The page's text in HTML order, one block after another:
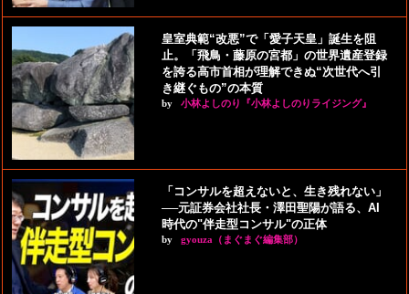
皇室典範“改悪”で「愛子天皇」誕生を阻
止。「飛鳥・藤原の宮都」の世界遺産登録
を誇る高市首相が理解できぬ“次世代へ引
き継ぐもの”の本質
by 小林よしのり『小林よしのりライジング』
「コンサルを超えないと、生き残れない」
──元証券会社社長・澤田聖陽が語る、AI
時代の"伴走型コンサル"の正体
by gyouza（まぐまぐ編集部）